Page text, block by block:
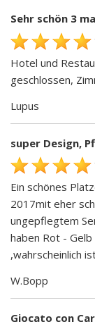
Sehr schön 3
Hotel und
geschlossen,
Lupus
super Design,
Ein schönes
2017mit eher
ungepflegtem
haben Rot -
,wahrscheinlich
W.Bopp
Giocato con